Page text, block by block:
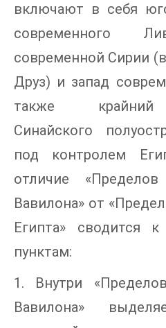
включают в себя
современного
современной Сирии
Друз) и запад
также крайний
Синайского
под контролем
отличие
Вавилона» от
Египта» сводится
пунктам:
1. Внутри
Вавилона»